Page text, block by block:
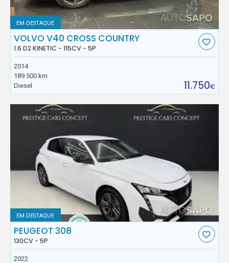
EM DESTAQUE
VOLVO V40 CROSS COUNTRY
1.6 D2 KINETIC - 115CV - 5P
2014
189.500 km
Diesel
11.750€
EM DESTAQUE
PEUGEOT 308
130CV - 5P
2022